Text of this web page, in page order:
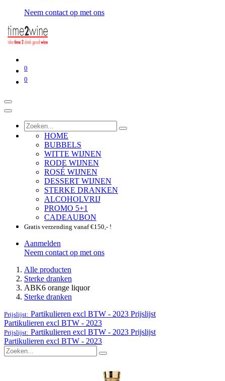
Neem contact op met ons
0
0
HOME
BUBBELS
WITTE WIJNEN
RODE WIJNEN
ROSÉ WIJNEN
DESSERT WIJNEN
STERKE DRANKEN
ALCOHOLVRIJ
PROMO 5+1
CADEAUBON
Gratis verzending vanaf €150,- !
Aanmelden
Neem contact op met ons
Alle producten
Sterke dranken
ABK6 orange liquor
Sterke dranken
Prijslijst: Partikulieren excl BTW - 2023 Prijslijst
Partikulieren excl BTW - 2023
Prijslijst: Partikulieren excl BTW - 2023 Prijslijst
Partikulieren excl BTW - 2023